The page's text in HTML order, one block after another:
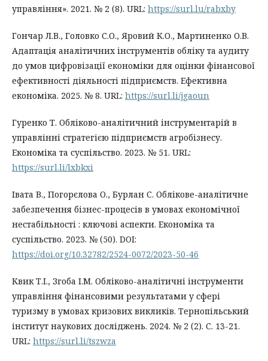
управління». 2021. № 2 (8). URL: https://surl.lu/rabxby
Гончар Л.В., Головко С.О., Яровий К.О., Мартиненко О.В.
Адаптація аналітичних інструментів обліку та аудиту
до умов цифровізації економіки для оцінки фінансової
ефективності діяльності підприємств. Ефективна
економіка. 2025. № 8. URL: https://surl.li/jgaoun
Гуренко Т. Обліково-аналітичний інструментарій в
управлінні стратегією підприємств агробізнесу.
Економіка та суспільство. 2023. № 51. URL:
https://surl.li/lxbkxi
Івата В., Погорєлова О., Бурлан С. Облікове-аналітичне
забезпечення бізнес-процесів в умовах економічної
нестабільності : ключові аспекти. Економіка та
суспільство. 2023. № (50). DOI:
https://doi.org/10.32782/2524-0072/2023-50-46
Квик Т.І., Згоба І.М. Обліково-аналітичні інструменти
управління фінансовими результатами у сфері
туризму в умовах кризових викликів. Тернопільський
інститут наукових досліджень. 2024. № 2 (2). С. 13-21.
URL: https://surl.li/tszwza